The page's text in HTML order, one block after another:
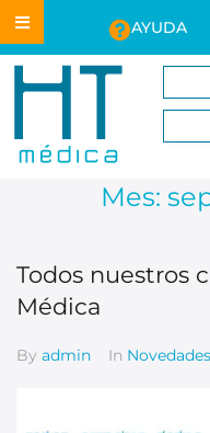
AYUDA
Mes:
Todos nuestros
Médica
By admin In